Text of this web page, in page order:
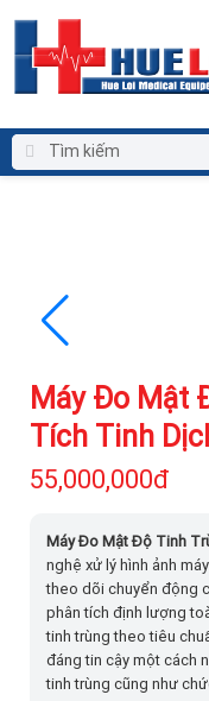
Máy Đo Mật
Tích Tinh
55,000,000đ
Máy Đo Mật Độ Tinh
nghệ xử lý hình ảnh
theo dõi chuyển động
phân tích định lượng
tinh trùng theo tiêu
đáng tin cậy một cách
tinh trùng cũng như